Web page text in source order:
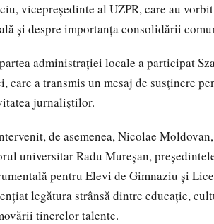
vicepreședinte al UZPR, care au
și despre importanța consolidării
administrației locale a participat
care a transmis un mesaj de susținere
jurnaliștilor.
de asemenea, Nicolae
universitar Radu Mureșan,
pentru Elevi de Gimnaziu și
legătura strânsă dintre educație,
tinerelor talente.